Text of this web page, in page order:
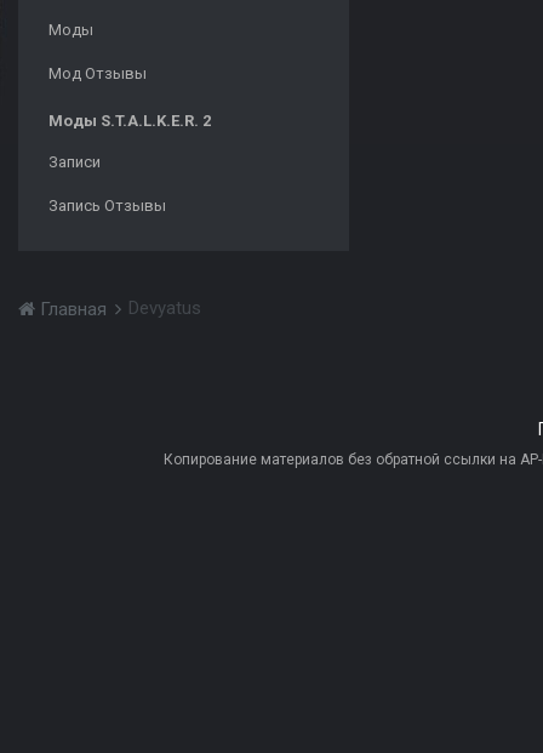
Моды
Мод Отзывы
Моды S.T.A.L.K.E.R. 2
Записи
Запись Отзывы
Главная Devyatus
Копирование материалов без обратной ссылки на